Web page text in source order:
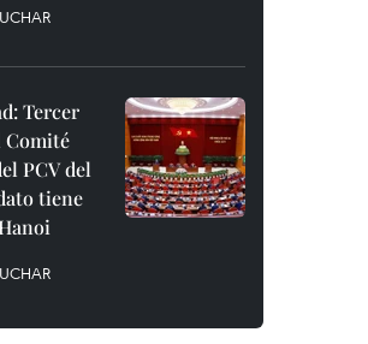
Tercer
Comité
PCV del
tiene